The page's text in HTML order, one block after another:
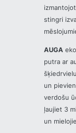
stingri
AUGA
putra ar
un
verdošu
ļaujiet 3
un